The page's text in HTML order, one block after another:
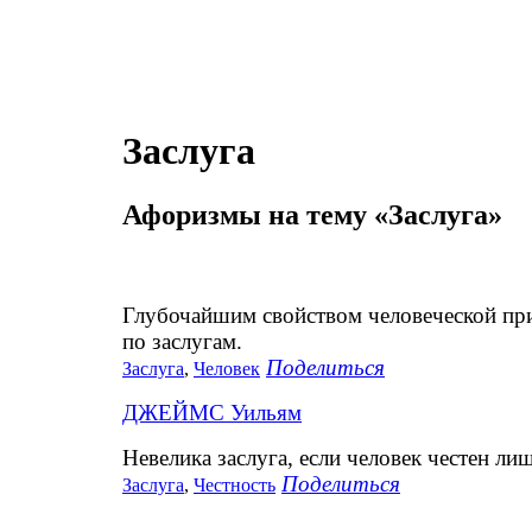
Заслуга
Афоризмы на тему «Заслуга»
Глубочайшим свойством человеческой
по заслугам.
Заслуга, Человек Поделиться
ДЖЕЙМС Уильям
Невелика заслуга, если человек честен
Заслуга, Честность Поделиться